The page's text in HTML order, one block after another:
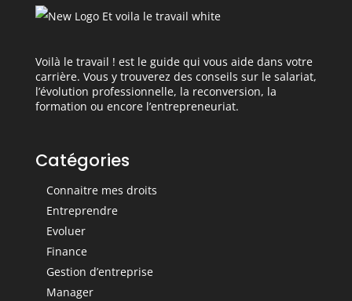
Voilà le travail ! est le guide qui vous aide dans votre
carrière. Vous y trouverez des conseils sur le salariat,
l’évolution professionnelle, la reconversion, la
formation ou encore l’entrepreneuriat.
Catégories
Connaitre mes droits
Entreprendre
Evoluer
Finance
Gestion d’entreprise
Manager